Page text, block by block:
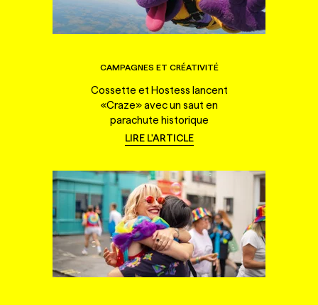
CAMPAGNES ET CRÉATIVITÉ
Cossette et Hostess lancent
«Craze» avec un saut en
parachute historique
LIRE L'ARTICLE